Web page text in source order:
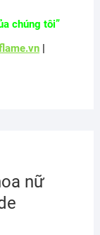
chúng tôi”
|
nữ